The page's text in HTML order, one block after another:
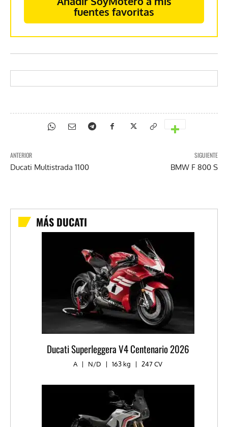
fuentes favoritas
ANTERIOR
Ducati Multistrada 1100
SIGUIENTE
BMW F 800 S
MÁS DUCATI
Ducati Superleggera V4 Centenario 2026
A | N/D | 163 kg | 247 CV